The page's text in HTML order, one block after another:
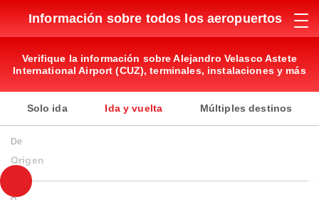
Información sobre todos los aeropuertos
Verifique la información sobre Alejandro Velasco Astete
International Airport (CUZ), terminales, instalaciones y más
Solo ida Ida y vuelta Múltiples destinos
De
Origen
A